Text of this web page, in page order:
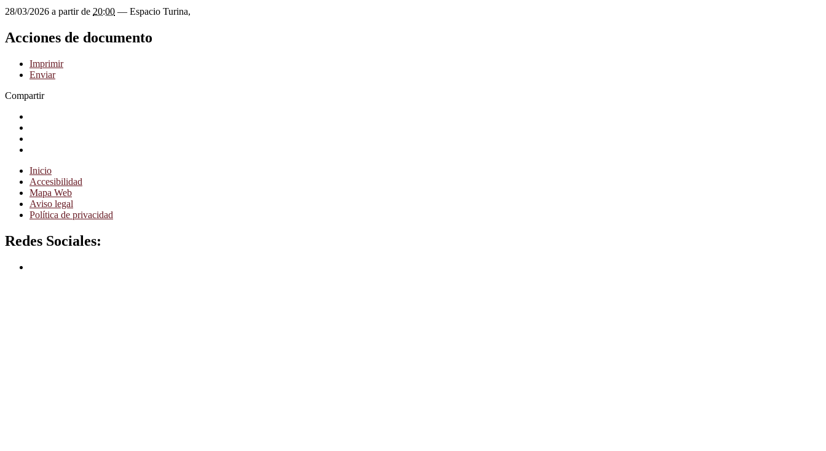
28/03/2026 a partir de 20:00 — Espacio Turina,
Acciones de documento
Imprimir
Enviar
Compartir
Inicio
Accesibilidad
Mapa Web
Aviso legal
Política de privacidad
Redes Sociales: